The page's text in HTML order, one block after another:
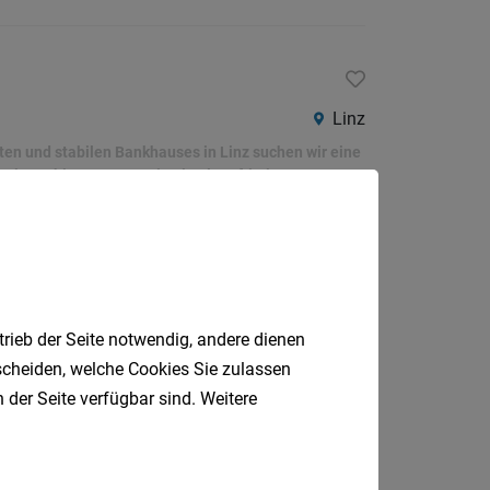
Linz
und stabilen Bankhauses in Linz suchen wir eine
- hier erwartet Sie eine langfristige
eine analytisch starke Persönlichkeit für das
und Ihnen echten Gestaltungsspielraum für
der Seite notwendig, andere dienen
welche Cookies Sie zulassen
Seite verfügbar sind. Weitere